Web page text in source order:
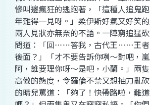
慘叫邊瘋狂的逃跑著，「這種人追鬼
年難得一見呀。」柔伊斯好氣又好笑
兩人見狀亦無奈的不語。一陣窮追猛
問道：「回……答我，古代王……王
後面？」「才不要告訴你咧～對吧，
阿，誰要理你呀～是吧，小蘭。」兩
高傲的態度，令羅倫不禁又想抽刀亂
的晴兒罵道：「夠了！快帶路啦，難